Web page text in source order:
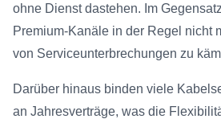
ohne Dienst dastehen. Im
Premium-Kanäle in der Regel nicht
von Serviceunterbrechungen zu
Darüber hinaus binden viele
an Jahresverträge, was die